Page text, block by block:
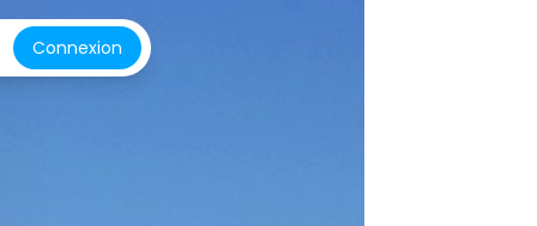
Connexion